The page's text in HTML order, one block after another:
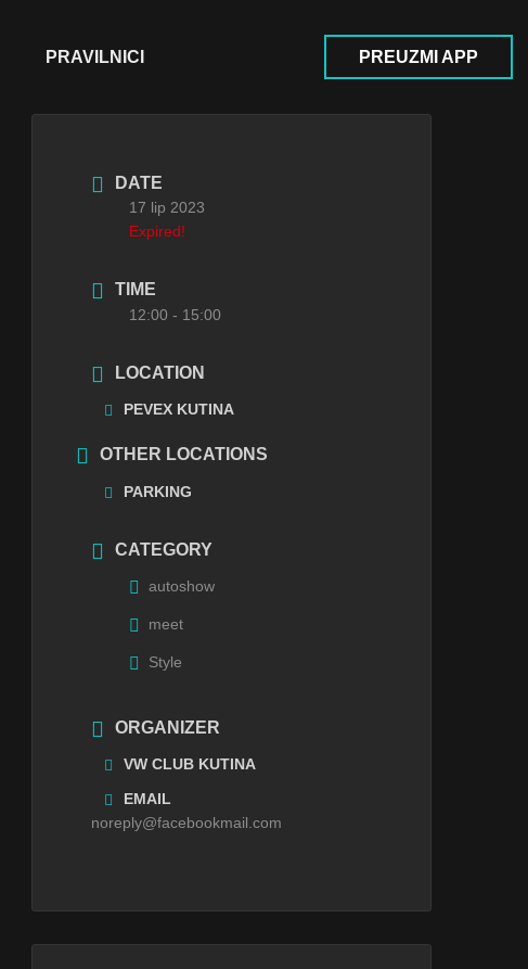
PRAVILNICI PREUZMI APP
DATE
17 lip 2023
Expired!
TIME
12:00 - 15:00
LOCATION
PEVEX KUTINA
OTHER LOCATIONS
PARKING
CATEGORY
autoshow
meet
Style
ORGANIZER
VW CLUB KUTINA
EMAIL
noreply@facebookmail.com